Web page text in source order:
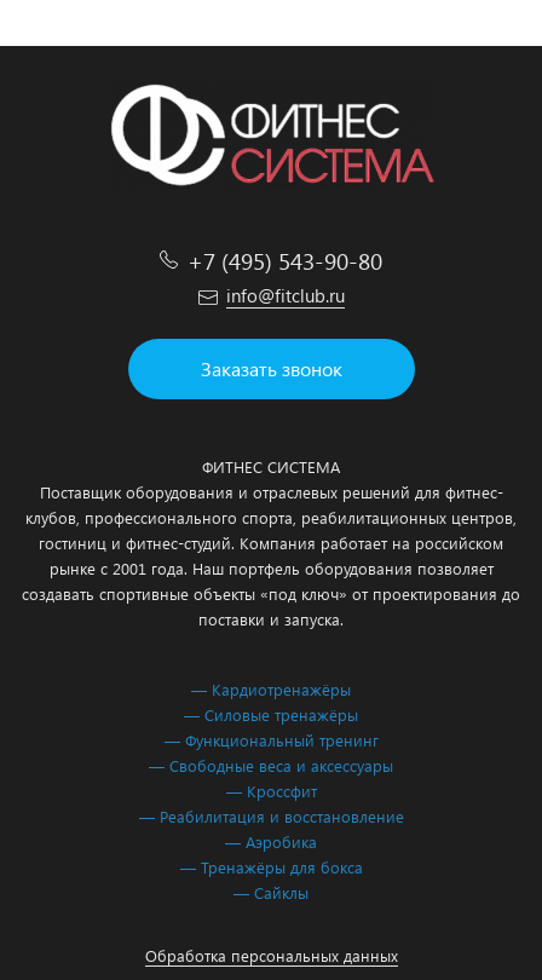
+7 (495) 543-90-80
info@fitclub.ru
Заказать звонок
ФИТНЕС СИСТЕМА
Поставщик оборудования и отраслевых решений для фитнес-
клубов, профессионального спорта, реабилитационных центров,
гостиниц и фитнес-студий. Компания работает на российском
рынке с 2001 года. Наш портфель оборудования позволяет
создавать спортивные объекты «под ключ» от проектирования до
поставки и запуска.
— Кардиотренажёры
— Силовые тренажёры
— Функциональный тренинг
— Свободные веса и аксессуары
— Кроссфит
— Реабилитация и восстановление
— Аэробика
— Тренажёры для бокса
— Сайклы
Обработка персональных данных